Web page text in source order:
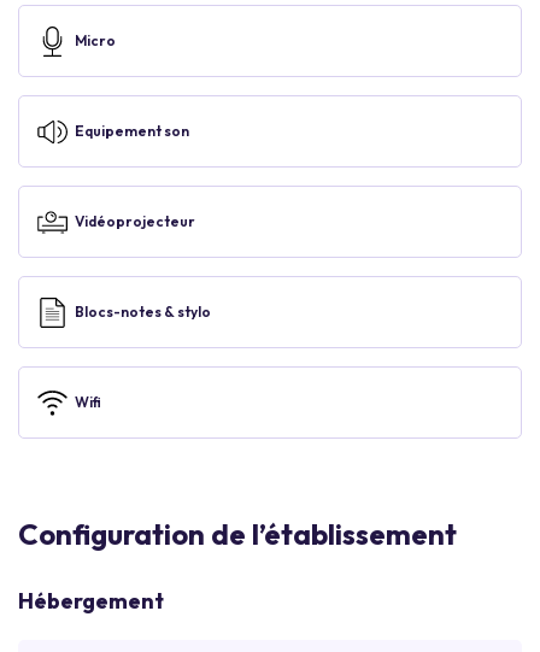
Micro
Equipement son
Vidéoprojecteur
Blocs-notes & stylo
Wifi
Configuration de l’établissement
Hébergement